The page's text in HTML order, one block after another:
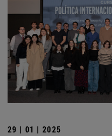
29 | 01 | 2025